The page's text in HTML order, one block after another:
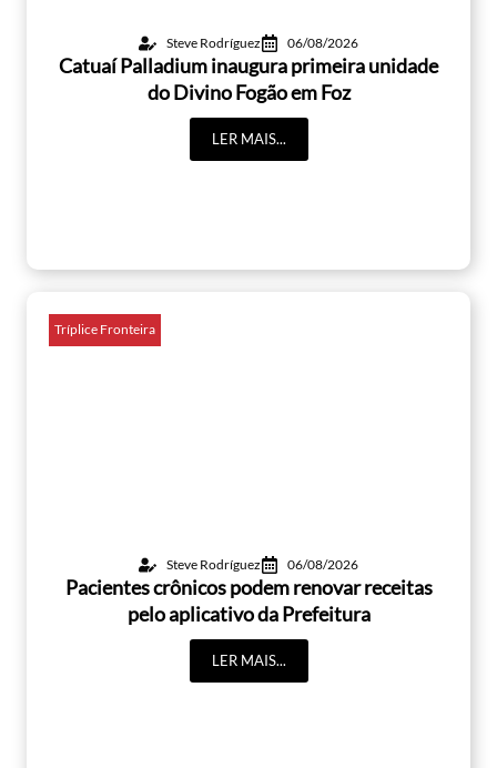
Steve Rodríguez 06/08/2026
Catuaí Palladium inaugura primeira unidade
do Divino Fogão em Foz
LER MAIS...
Tríplice Fronteira
Steve Rodríguez 06/08/2026
Pacientes crônicos podem renovar receitas
pelo aplicativo da Prefeitura
LER MAIS...